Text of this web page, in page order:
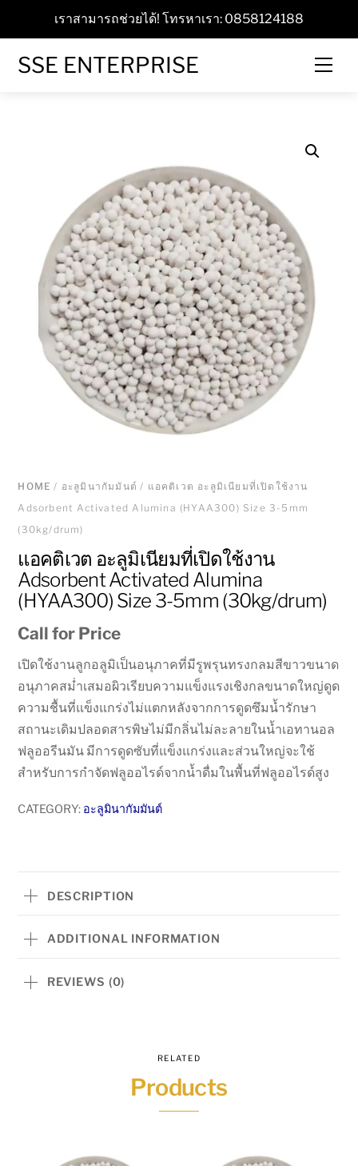
content
เราสามารถช่วยได้! โทรหาเรา: 0858124188
SSE ENTERPRISE
HOME / อะลูมินากัมมันต์ / แอคติเวต อะลูมิเนียมที่เปิดใช้งาน
Adsorbent Activated Alumina (HYAA300) Size 3-5mm
(30kg/drum)
แอคติเวต อะลูมิเนียมที่เปิดใช้งาน
Adsorbent Activated Alumina
(HYAA300) Size 3-5mm (30kg/drum)
Call for Price
เปิดใช้งานลูกอลูมิเป็นอนุภาคที่มีรูพรุนทรงกลมสีขาวขนาด
อนุภาคสม่ำเสมอผิวเรียบความแข็งแรงเชิงกลขนาดใหญ่ดูด
ความชื้นที่แข็งแกร่งไม่แตกหลังจากการดูดซึมน้ำรักษา
สถานะเดิมปลอดสารพิษไม่มีกลิ่นไม่ละลายในน้ำเอทานอล
ฟลูออรีนมัน มีการดูดซับที่แข็งแกร่งและส่วนใหญ่จะใช้
สำหรับการกำจัดฟลูออไรด์จากน้ำดื่มในพื้นที่ฟลูออไรด์สูง
CATEGORY: อะลูมินากัมมันต์
DESCRIPTION
ADDITIONAL INFORMATION
REVIEWS (0)
RELATED
Products